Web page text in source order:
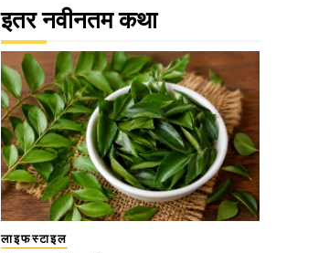
इतर नवीनतम कथा
लाइफस्टाइल